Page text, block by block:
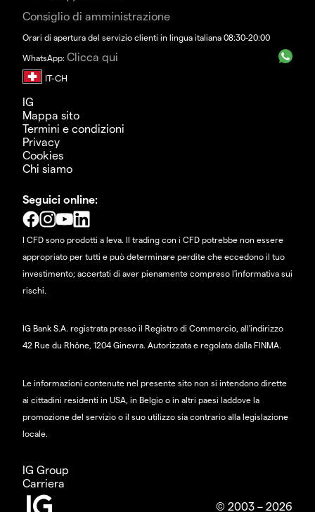
Consiglio di amministrazione
Orari di apertura del servizio clienti in lingua italiana 08:30-20:00
WhatsApp: Clicca qui
IG
Mappa sito
Termini e condizioni
Privacy
Cookies
Chi siamo
Seguici online:
I CFD sono prodotti a leva. Il trading con i CFD potrebbe non essere
appropriato per tutti e può determinare perdite che eccedono il tuo
investimento; accertati di aver pienamente compreso l'informativa sui
rischi.
IG Bank S.A. registrata presso il Registro di Commercio, all'indirizzo
42 Rue du Rhône, 1204 Ginevra. Autorizzata e regolata dalla FINMA.
Le informazioni contenute nel presente sito non si intendono dirette
ai cittadini residenti in USA, in Belgio o in altri paesi laddove la
promozione del servizio o il suo utilizzo sia contrario alla legislazione
locale.
IG Group
Carriera
© 2003 – 2026